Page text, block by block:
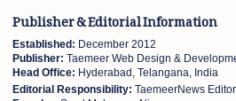
Publisher & Editorial Information
Established: December 2012
Publisher: Taemeer Web Design &
Head Office: Hyderabad, Telangana, India
Editorial Responsibility: TaemeerNews